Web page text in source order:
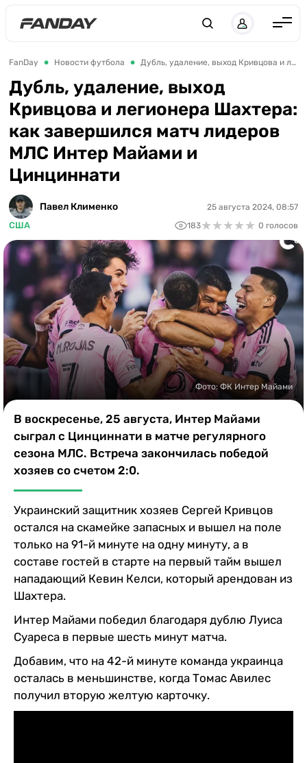
Англия
Испания
Германия
Италия
Франция
Украина
ЛЧ
ЧЕ-2028
Букмекеры
Казино
FanDay Новости футбола Дубль, удаление, выход Кривцова и легионера Шахтера: как завершился матч лидеров МЛС Интер Майами и Цинциннати
Дубль, удаление, выход
Кривцова и легионера Шахтера:
как завершился матч лидеров
МЛС Интер Майами и
Цинциннати
Павел Клименко
США
25 августа 2024, 08:57
183★★★★★
★★★★★ 0 голосов
Фото: ФК Интер Майами
В воскресенье, 25 августа, Интер Майами
сыграл с Цинциннати в матче регулярного
сезона МЛС. Встреча закончилась победой
хозяев со счетом 2:0.
Украинский защитник хозяев Сергей Кривцов
остался на скамейке запасных и вышел на поле
только на 91-й минуте на одну минуту, а в
составе гостей в старте на первый тайм вышел
нападающий Кевин Келси, который арендован из
Шахтера.
Интер Майами победил благодаря дублю Луиса
Суареса в первые шесть минут матча.
Добавим, что на 42-й минуте команда украинца
осталась в меньшинстве, когда Томас Авилес
получил вторую желтую карточку.